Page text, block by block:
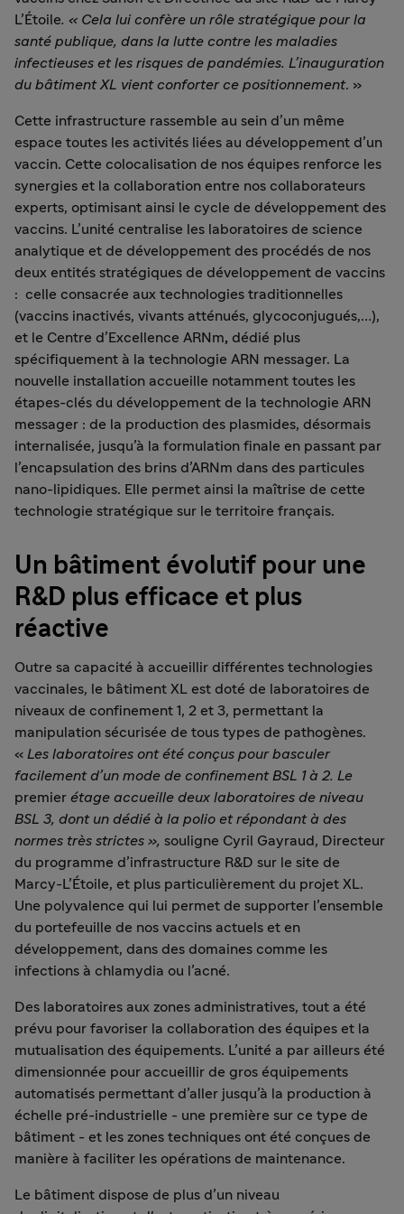
L’Étoile. « Cela lui confère un rôle stratégique pour la
santé publique, dans la lutte contre les maladies
infectieuses et les risques de pandémies. L’inauguration
du bâtiment XL vient conforter ce positionnement. »
Cette infrastructure rassemble au sein d’un même
espace toutes les activités liées au développement d’un
vaccin. Cette colocalisation de nos équipes renforce les
synergies et la collaboration entre nos collaborateurs
experts, optimisant ainsi le cycle de développement des
vaccins. L’unité centralise les laboratoires de science
analytique et de développement des procédés de nos
deux entités stratégiques de développement de vaccins
: celle consacrée aux technologies traditionnelles
(vaccins inactivés, vivants atténués, glycoconjugués,…),
et le Centre d’Excellence ARNm, dédié plus
spécifiquement à la technologie ARN messager. La
nouvelle installation accueille notamment toutes les
étapes-clés du développement de la technologie ARN
messager : de la production des plasmides, désormais
internalisée, jusqu’à la formulation finale en passant par
l’encapsulation des brins d’ARNm dans des particules
nano-lipidiques. Elle permet ainsi la maîtrise de cette
technologie stratégique sur le territoire français.
Un bâtiment évolutif pour une
R&D plus efficace et plus
réactive
Outre sa capacité à accueillir différentes technologies
vaccinales, le bâtiment XL est doté de laboratoires de
niveaux de confinement 1, 2 et 3, permettant la
manipulation sécurisée de tous types de pathogènes.
« Les laboratoires ont été conçus pour basculer
facilement d’un mode de confinement BSL 1 à 2. Le
premier étage accueille deux laboratoires de niveau
BSL 3, dont un dédié à la polio et répondant à des
normes très strictes », souligne Cyril Gayraud, Directeur
du programme d’infrastructure R&D sur le site de
Marcy-L’Étoile, et plus particulièrement du projet XL.
Une polyvalence qui lui permet de supporter l’ensemble
du portefeuille de nos vaccins actuels et en
développement, dans des domaines comme les
infections à chlamydia ou l’acné.
Des laboratoires aux zones administratives, tout a été
prévu pour favoriser la collaboration des équipes et la
mutualisation des équipements. L’unité a par ailleurs été
dimensionnée pour accueillir de gros équipements
automatisés permettant d’aller jusqu’à la production à
échelle pré-industrielle - une première sur ce type de
bâtiment - et les zones techniques ont été conçues de
manière à faciliter les opérations de maintenance.
Le bâtiment dispose de plus d’un niveau